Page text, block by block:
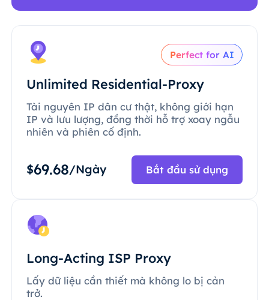
Perfect for AI
Unlimited Residential-Proxy
Tài nguyên IP dân cư thật, không giới hạn
IP và lưu lượng, đồng thời hỗ trợ xoay ngẫu
nhiên và phiên cố định.
$69.68/Ngày Bắt đầu sử dụng
Long-Acting ISP Proxy
Lấy dữ liệu cần thiết mà không lo bị cản
trở.